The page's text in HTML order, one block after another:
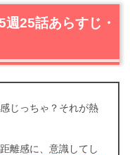
25話あらすじ・
じっちゃ？それが熱
離感に、意識してし